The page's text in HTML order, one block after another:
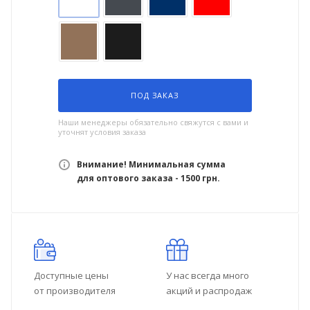
ПОД ЗАКАЗ
Наши менеджеры обязательно свяжутся с вами и
уточнят условия заказа
Внимание! Минимальная сумма
для оптового заказа - 1500 грн.
Доступные цены
от производителя
У нас всегда много
акций и распродаж